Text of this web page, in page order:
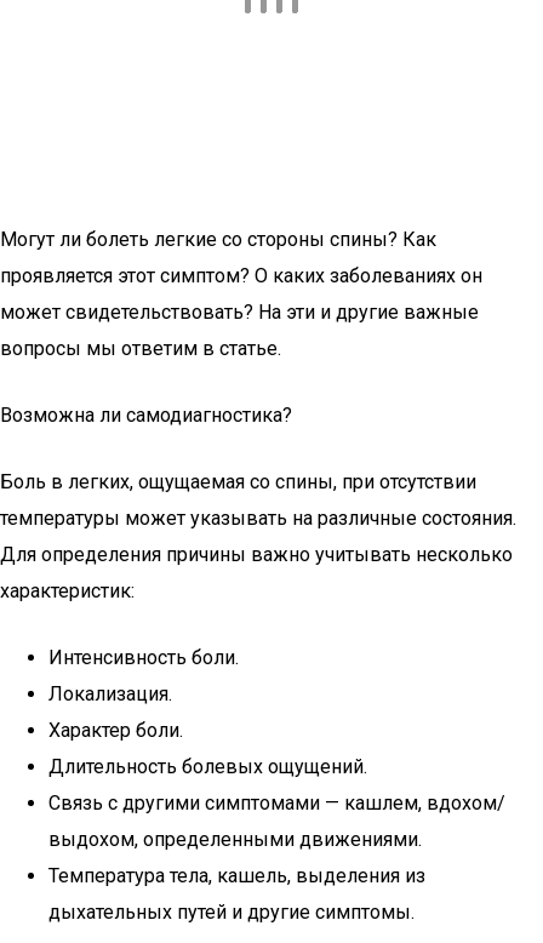
Могут ли болеть легкие со стороны спины? Как
проявляется этот симптом? О каких заболеваниях он
может свидетельствовать? На эти и другие важные
вопросы мы ответим в статье.
Возможна ли самодиагностика?
Боль в легких, ощущаемая со спины, при отсутствии
температуры может указывать на различные состояния.
Для определения причины важно учитывать несколько
характеристик:
Интенсивность боли.
Локализация.
Характер боли.
Длительность болевых ощущений.
Связь с другими симптомами — кашлем, вдохом/
выдохом, определенными движениями.
Температура тела, кашель, выделения из
дыхательных путей и другие симптомы.